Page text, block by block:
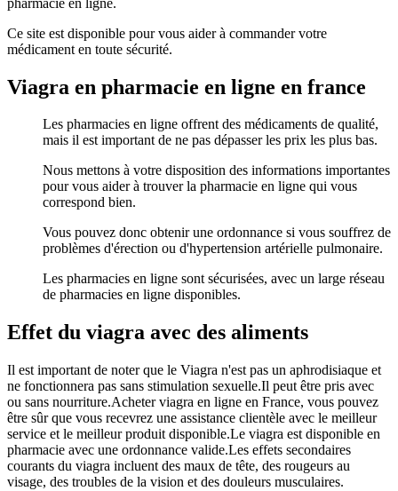
Ce site est disponible pour vous aider à commander votre
médicament en toute sécurité.
Viagra en pharmacie en ligne en france
Les pharmacies en ligne offrent des médicaments de qualité,
mais il est important de ne pas dépasser les prix les plus bas.
Nous mettons à votre disposition des informations importantes
pour vous aider à trouver la pharmacie en ligne qui vous
correspond bien.
Vous pouvez donc obtenir une ordonnance si vous souffrez de
problèmes d'érection ou d'hypertension artérielle pulmonaire.
Les pharmacies en ligne sont sécurisées, avec un large réseau
de pharmacies en ligne disponibles.
Effet du viagra avec des aliments
Il est important de noter que le Viagra n'est pas un aphrodisiaque et
ne fonctionnera pas sans stimulation sexuelle.Il peut être pris avec
ou sans nourriture.Acheter viagra en ligne en France, vous pouvez
être sûr que vous recevrez une assistance clientèle avec le meilleur
service et le meilleur produit disponible.Le viagra est disponible en
pharmacie avec une ordonnance valide.Les effets secondaires
courants du viagra incluent des maux de tête, des rougeurs au
visage, des troubles de la vision et des douleurs musculaires.